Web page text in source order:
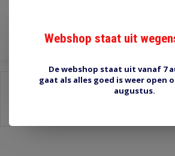
Webshop staat uit
De webshop staat uit vanaf 7
gaat als alles goed is weer open
augustus.